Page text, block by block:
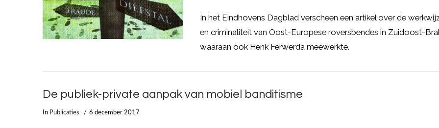
In het Eindhovens Dagblad verscheen een artikel over de
en criminaliteit van Oost-Europese roversbendes in Zuidoost-
waaraan ook Henk Ferwerda meewerkte.
De publiek-private aanpak van mobiel banditisme
In Publicaties 6 december 2017